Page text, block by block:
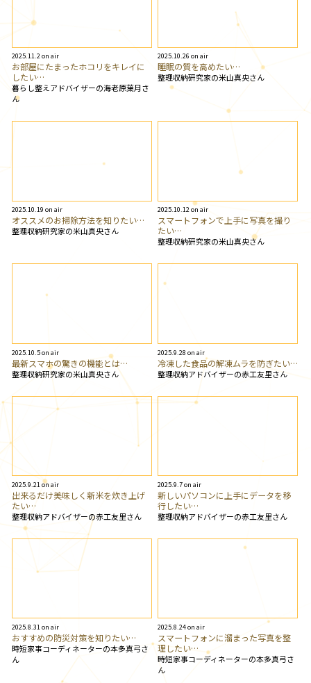
2025.11.2 on air
お部屋にたまったホコリをキレイに
したい…
暮らし整えアドバイザーの海老原葉月さ
ん
2025.10.26 on air
睡眠の質を高めたい…
整理収納研究家の米山真央さん
2025.10.19 on air
オススメのお掃除方法を知りたい…
整理収納研究家の米山真央さん
2025.10.12 on air
スマートフォンで上手に写真を撮り
たい…
整理収納研究家の米山真央さん
2025.10.5 on air
最新スマホの驚きの機能とは…
整理収納研究家の米山真央さん
2025.9.28 on air
冷凍した食品の解凍ムラを防ぎたい…
整理収納アドバイザーの赤工友里さん
2025.9.21 on air
出来るだけ美味しく新米を炊き上げ
たい…
整理収納アドバイザーの赤工友里さん
2025.9.7 on air
新しいパソコンに上手にデータを移
行したい…
整理収納アドバイザーの赤工友里さん
2025.8.31 on air
おすすめの防災対策を知りたい…
時短家事コーディネーターの本多真弓さ
ん
2025.8.24 on air
スマートフォンに溜まった写真を整
理したい…
時短家事コーディネーターの本多真弓さ
ん